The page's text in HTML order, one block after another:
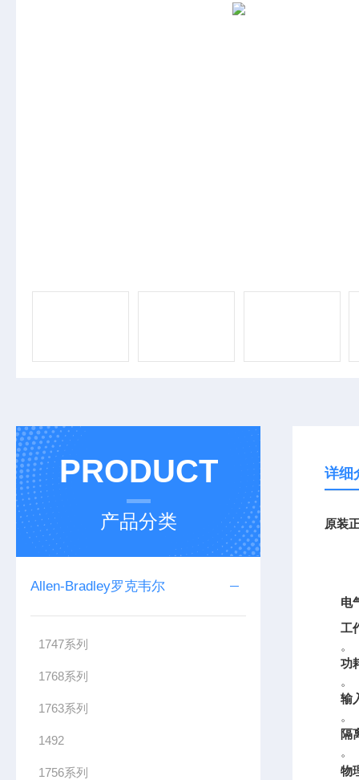
PRODUCT
产品分类
Allen-Bradley罗克韦尔
1747系列
1768系列
1763系列
1492
1756系列
详细
原装
电
工
。
功
。
输
。
隔
。
物